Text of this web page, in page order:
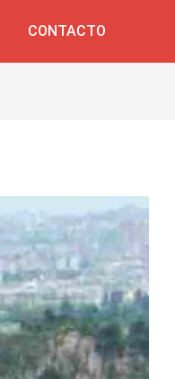
CONTACTO